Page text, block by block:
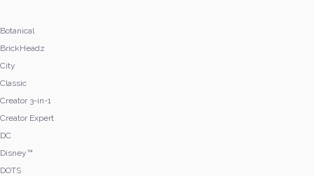
Botanical
BrickHeadz
City
Classic
Creator 3-in-1
Creator Expert
DC
Disney™
DOTS